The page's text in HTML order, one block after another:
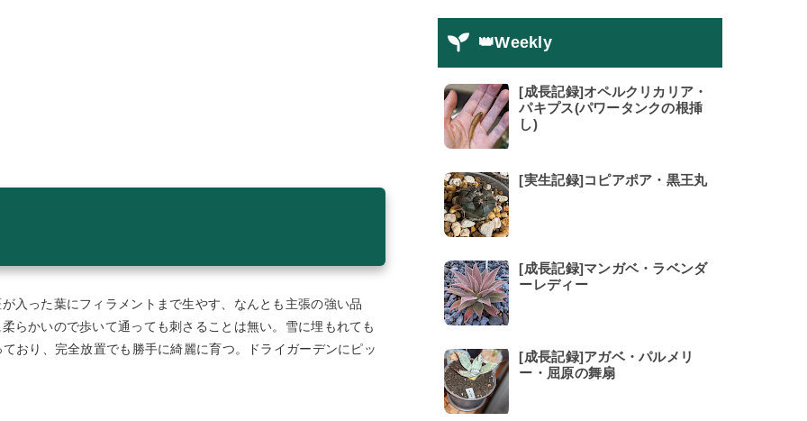
入った葉にフィラメントまで生やす、なんとも主張の強い品
らかいので歩いて通っても刺さることは無い。雪に埋もれても
おり、完全放置でも勝手に綺麗に育つ。ドライガーデンにピッ
👑Weekly
[成長記録]オペルクリカリア・
パキプス(パワータンクの根挿
し)
[実生記録]コピアポア・黒王丸
[成長記録]マンガベ・ラベンダ
ーレディー
[成長記録]アガベ・パルメリ
ー・屈原の舞扇